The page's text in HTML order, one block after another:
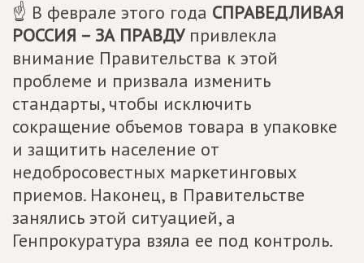
☝ В феврале этого года СПРАВЕДЛИВАЯ
РОССИЯ – ЗА ПРАВДУпривлекла
внимание Правительства к этой
проблеме и призвала изменить
стандарты, чтобы исключить
сокращение объемов товара в упаковке
и защитить население от
недобросовестных маркетинговых
приемов. Наконец, в Правительстве
занялись этой ситуацией, а
Генпрокуратура взяла ее под контроль.